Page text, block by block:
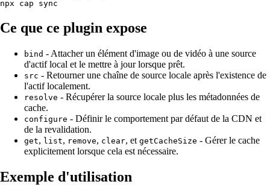
Ce que ce plugin expose
bind - Attacher un élément d'image ou de vidéo à une source
d'actif local et le mettre à jour lorsque prêt.
src - Retourner une chaîne de source locale après l'existence de
l'actif localement.
resolve - Récupérer la source locale plus les métadonnées de
cache.
configure - Définir le comportement par défaut de la CDN et
de la revalidation.
get, list, remove, clear, et getCacheSize - Gérer le cache
explicitement lorsque cela est nécessaire.
Exemple d'utilisation